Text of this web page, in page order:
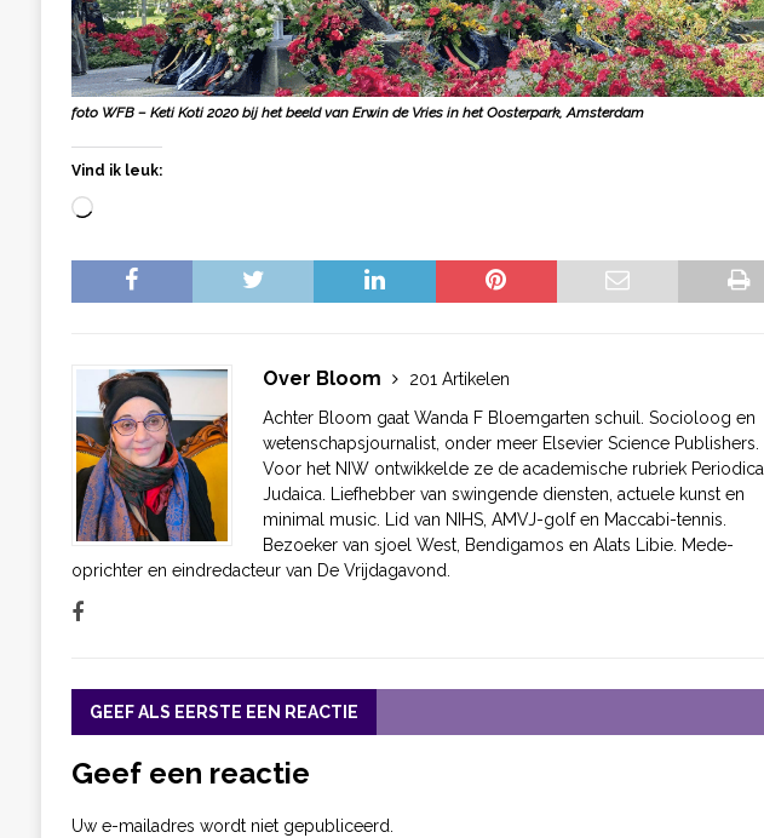
foto WFB – Keti Koti 2020 bij het beeld van Erwin de Vries in het Oosterpark, Amsterdam
Vind ik leuk:
Over Bloom
201 Artikelen
Achter Bloom gaat Wanda F Bloemgarten schuil. Socioloog en
wetenschapsjournalist, onder meer Elsevier Science Publishers.
Voor het NIW ontwikkelde ze de academische rubriek Periodica
Judaica. Liefhebber van swingende diensten, actuele kunst en
minimal music. Lid van NIHS, AMVJ-golf en Maccabi-tennis.
Bezoeker van sjoel West, Bendigamos en Alats Libie. Mede-
oprichter en eindredacteur van De Vrijdagavond.
GEEF ALS EERSTE EEN REACTIE
Geef een reactie
Uw e-mailadres wordt niet gepubliceerd.